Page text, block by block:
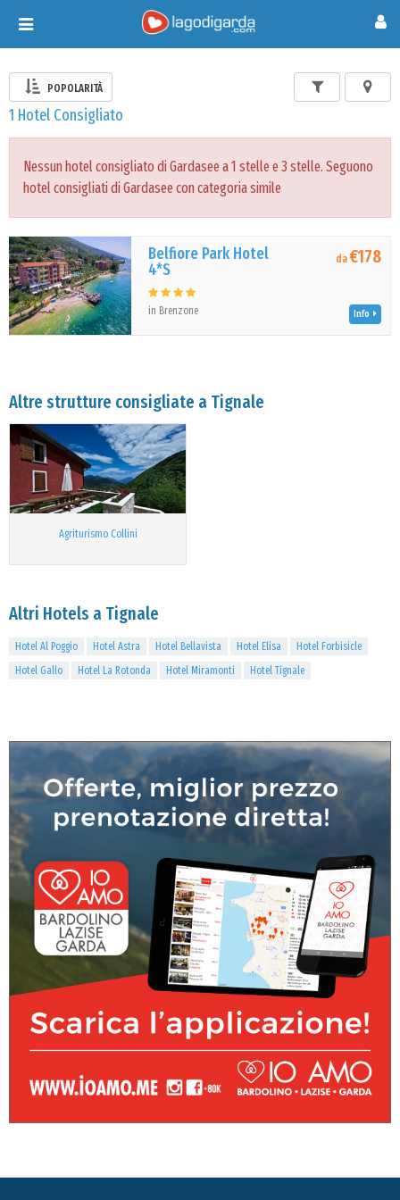
Toggle
navigation
POPOLARITÀ
1 Hotel Consigliato
Nessun hotel consigliato di Gardasee a 1 stelle e 3 stelle. Seguono
hotel consigliati di Gardasee con categoria simile
Belfiore Park Hotel
4*S
in Brenzone
da€178
Info
Altre strutture consigliate a Tignale
Agriturismo Collini
Altri Hotels a Tignale
Hotel Al Poggio Hotel Astra Hotel Bellavista Hotel Elisa
Hotel Forbisicle
Hotel Gallo
Hotel La Rotonda Hotel Miramonti Hotel Tignale